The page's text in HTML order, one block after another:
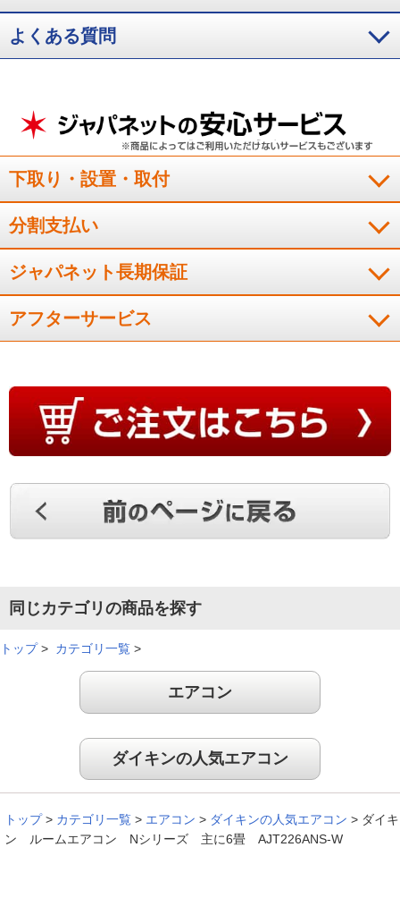
よくある質問
下取り・設置・取付
分割支払い
ジャパネット長期保証
アフターサービス
同じカテゴリの商品を探す
トップ> カテゴリ一覧 >
エアコン
ダイキンの人気エアコン
トップ > カテゴリ一覧 > エアコン > ダイキンの人気エアコン > ダイキ
ン ルームエアコン Nシリーズ 主に6畳 AJT226ANS-W